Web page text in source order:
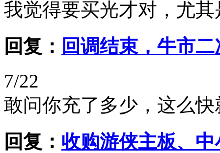
我觉得要买光才对，尤其
回复： 回调结束，牛市
7/22
敢问你充了多少，这么
回复： 收购游侠主板、